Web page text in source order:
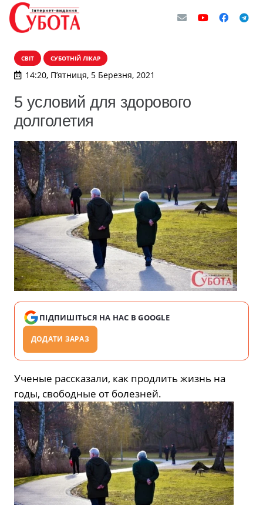
СВІТ СУБОТНІЙ ЛІКАР
14:20, П’ятниця, 5 Березня, 2021
5 условий для здорового
долголетия
ПІДПИШІТЬСЯ НА НАС В GOOGLE
ДОДАТИ ЗАРАЗ
Ученые рассказали, как продлить жизнь на
годы, свободные от болезней.